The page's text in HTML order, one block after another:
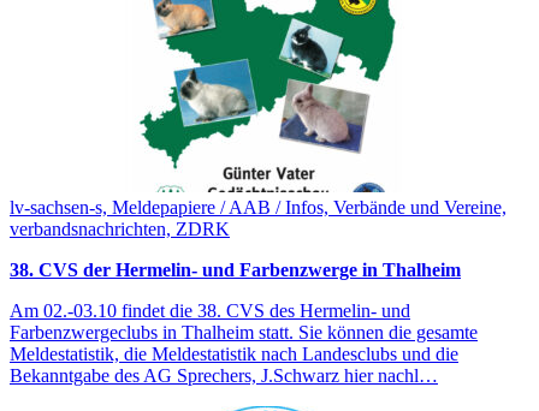
lv-sachsen-s, Meldepapiere / AAB / Infos, Verbände und Vereine,
verbandsnachrichten, ZDRK
38. CVS der Hermelin- und Farbenzwerge in Thalheim
Am 02.-03.10 findet die 38. CVS des Hermelin- und
Farbenzwergeclubs in Thalheim statt. Sie können die gesamte
Meldestatistik, die Meldestatistik nach Landesclubs und die
Bekanntgabe des AG Sprechers, J.Schwarz hier nachl…